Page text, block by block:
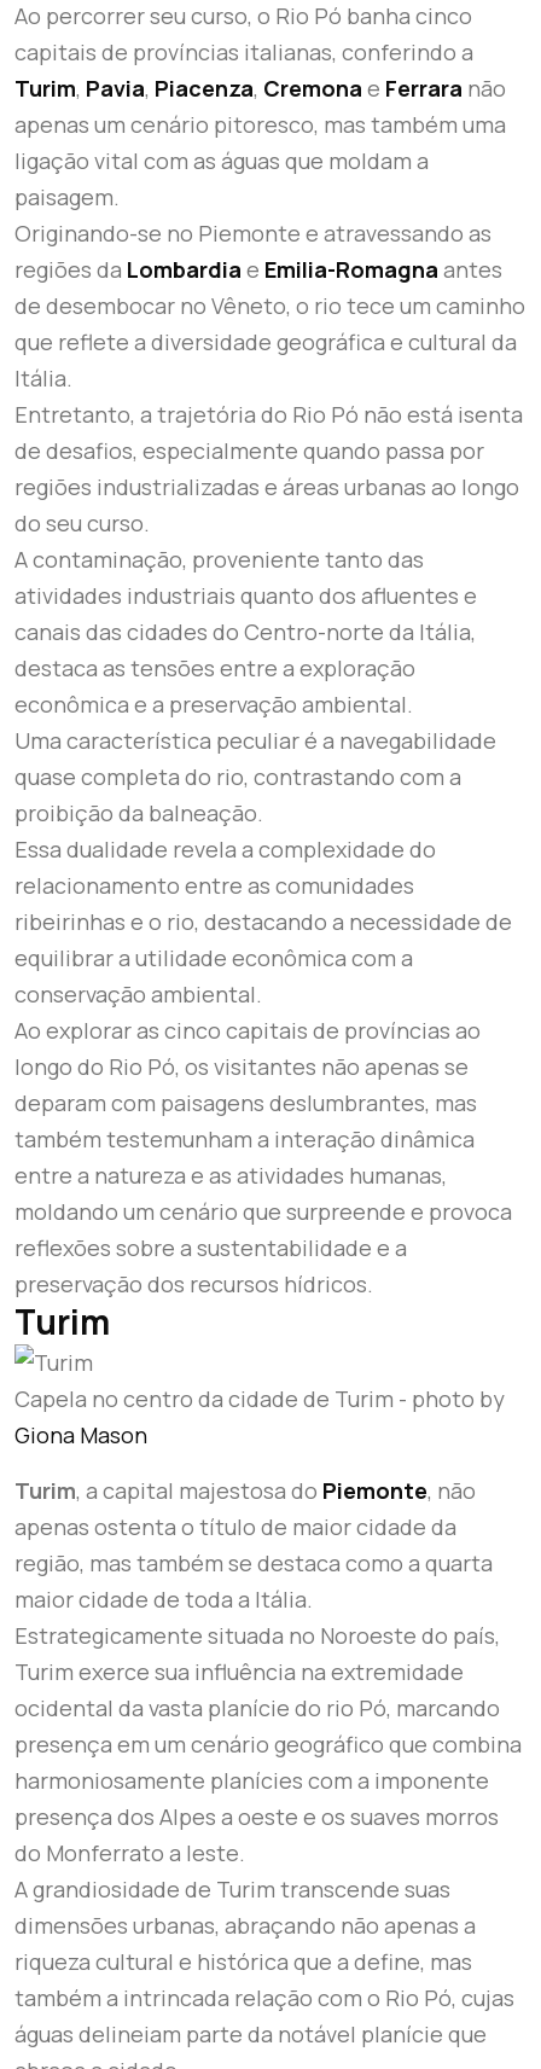
Ao percorrer seu curso, o Rio Pó banha cinco
capitais de províncias italianas, conferindo a
Turim, Pavia, Piacenza, Cremona e Ferrara não
apenas um cenário pitoresco, mas também uma
ligação vital com as águas que moldam a
paisagem.
Originando-se no Piemonte e atravessando as
regiões da Lombardia e Emilia-Romagna antes
de desembocar no Vêneto, o rio tece um caminho
que reflete a diversidade geográfica e cultural da
Itália.
Entretanto, a trajetória do Rio Pó não está isenta
de desafios, especialmente quando passa por
regiões industrializadas e áreas urbanas ao longo
do seu curso.
A contaminação, proveniente tanto das
atividades industriais quanto dos afluentes e
canais das cidades do Centro-norte da Itália,
destaca as tensões entre a exploração
econômica e a preservação ambiental.
Uma característica peculiar é a navegabilidade
quase completa do rio, contrastando com a
proibição da balneação.
Essa dualidade revela a complexidade do
relacionamento entre as comunidades
ribeirinhas e o rio, destacando a necessidade de
equilibrar a utilidade econômica com a
conservação ambiental.
Ao explorar as cinco capitais de províncias ao
longo do Rio Pó, os visitantes não apenas se
deparam com paisagens deslumbrantes, mas
também testemunham a interação dinâmica
entre a natureza e as atividades humanas,
moldando um cenário que surpreende e provoca
reflexões sobre a sustentabilidade e a
preservação dos recursos hídricos.
Turim
Capela no centro da cidade de Turim - photo by
Giona Mason
Turim, a capital majestosa do Piemonte, não
apenas ostenta o título de maior cidade da
região, mas também se destaca como a quarta
maior cidade de toda a Itália.
Estrategicamente situada no Noroeste do país,
Turim exerce sua influência na extremidade
ocidental da vasta planície do rio Pó, marcando
presença em um cenário geográfico que combina
harmoniosamente planícies com a imponente
presença dos Alpes a oeste e os suaves morros
do Monferrato a leste.
A grandiosidade de Turim transcende suas
dimensões urbanas, abraçando não apenas a
riqueza cultural e histórica que a define, mas
também a intrincada relação com o Rio Pó, cujas
águas delineiam parte da notável planície que